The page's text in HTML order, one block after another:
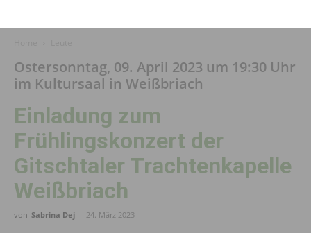
Ostersonntag, 09. April 2023 um 19:30 Uhr
im Kultursaal in Weißbriach
Einladung zum
Frühlingskonzert der
Gitschtaler Trachtenkapelle
Weißbriach
von Sabrina Dej - 24. März 2023